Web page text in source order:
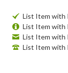
List Item with
List Item with
List Item with
List Item with